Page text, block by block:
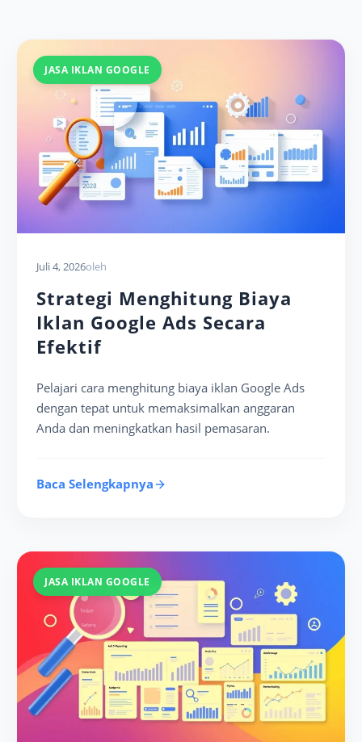
JASA IKLAN GOOGLE
Juli 4, 2026oleh
Strategi Menghitung Biaya
Iklan Google Ads Secara
Efektif
Pelajari cara menghitung biaya iklan Google Ads
dengan tepat untuk memaksimalkan anggaran
Anda dan meningkatkan hasil pemasaran.
Baca Selengkapnya
JASA IKLAN GOOGLE